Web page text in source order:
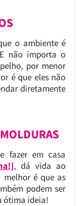
o ambiente é
não importa o
por menor
é que eles não
diretamente
fazer em casa
, dá vida ao
é que as
podem ser
ótima ideia!